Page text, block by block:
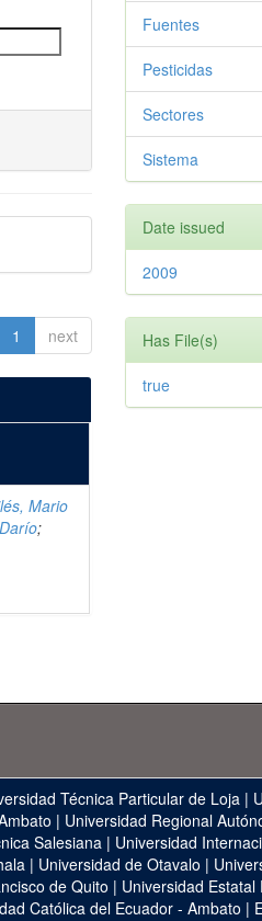
1 next
Mario
;
Fuentes
Pesticidas
Sectores
Sistema
Date issued
2009
Has File(s)
true
Técnica Particular de Loja |
| Universidad Regional
Salesiana| Universidad
| Universidad de Otavalo |
de Quito | Universidad
Católica del Ecuador - Ambato |